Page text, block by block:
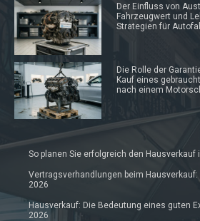
Der Einfluss von
Fahrzeugwert und
Strategien für
Die Rolle der
Kauf eines
nach einem
So planen Sie erfolgreich den Hausverkauf
Vertragsverhandlungen beim Hausverkauf:
2026
Hausverkauf: Die Bedeutung eines guten
2026